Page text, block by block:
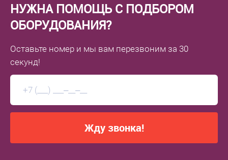
НУЖНА ПОМОЩЬ С ПОДБОРОМ
ОБОРУДОВАНИЯ?
Оставьте номер и мы вам перезвоним за 30
секунд!
Жду звонка!